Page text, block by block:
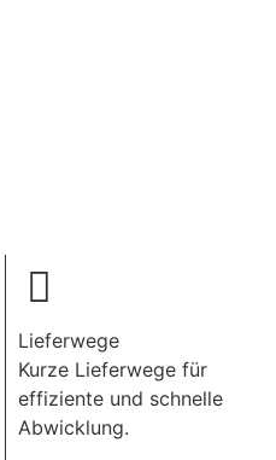
Lieferwege
Kurze Lieferwege für
effiziente und schnelle
Abwicklung.